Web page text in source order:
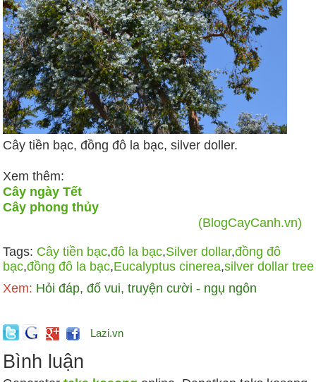
Cây tiền bạc, đồng đô la bạc, silver doller.
Xem thêm:
Cây ngày Tết
Cây phong thủy
(BlogCayCanh.vn)
Tags: Cây tiền bạc,đô la bạc,Silver dollar,đồng đô
bạc,đồng đô la bạc,Eucalyptus cinerea,silver dollar tree
Xem: Hỏi đáp, đố vui, truyện cười - ngụ ngôn
Lazi.vn
Bình luận